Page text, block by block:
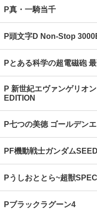
P真・一騎当千
P頭文字D Non‐Stop
Pとある科学の超電磁砲
P 新世紀エヴァンゲリオ
EDITION
P七つの美徳 ゴールデン
PF機動戦士ガンダムSEED
Pうしおととら~超獣
Pブラックラグーン4